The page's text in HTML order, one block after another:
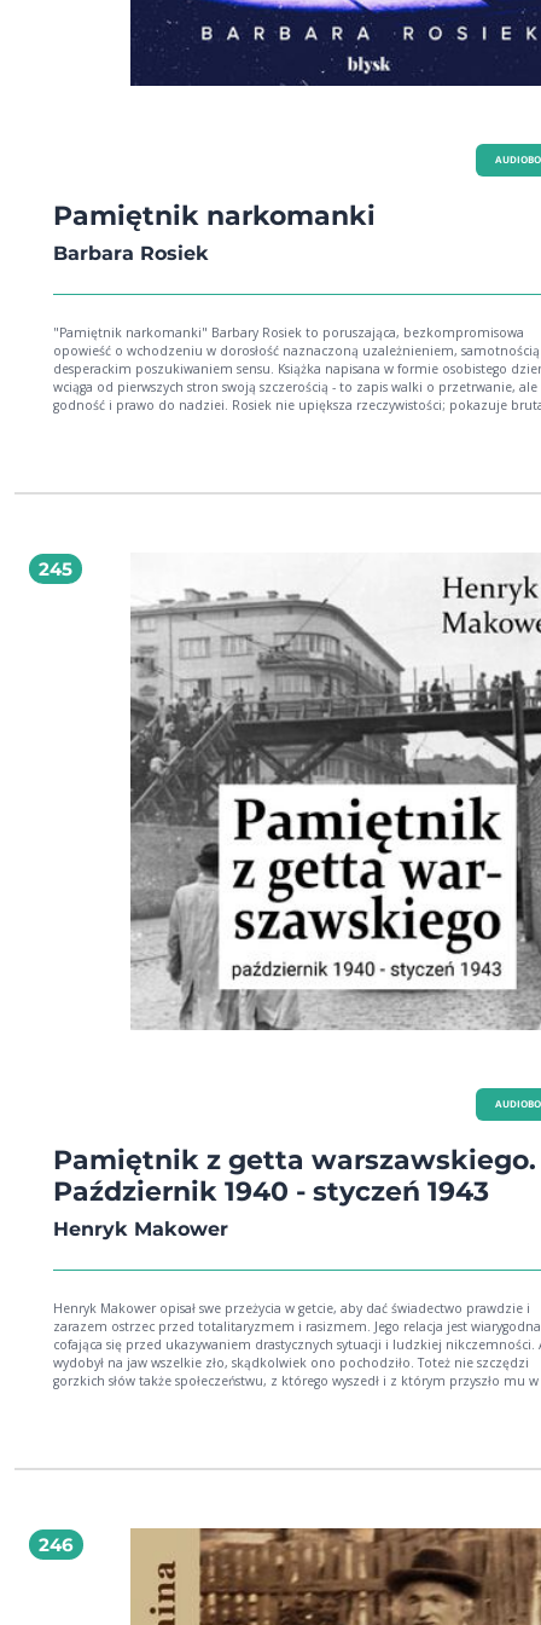
Pamiętnik narkomanki
Barbara Rosiek
"Pamiętnik narkomanki" Barbary Rosiek to poruszająca, bezkompromisowa
opowieść o wchodzeniu w dorosłość naznaczoną uzależnieniem,
desperackim poszukiwaniem sensu. Książka napisana w formie osobistego
wciąga od pierwszych stron swoją szczerością - to zapis walki o przetrwanie, ale
godność i prawo do nadziei. Rosiek nie upiększa rzeczywistości; pokazuje
twórczość oparła na autentycznych doświadczeniach. Jej książki - w tym
wrażliwości Rosiek zyskała rzesze czytelników, a jej dorobek do dziś inspiruje i
245
Pamiętnik z getta warszawskiego.
Październik 1940 - styczeń 1943
Henryk Makower
Henryk Makower opisał swe przeżycia w getcie, aby dać świadectwo prawdzie i
zarazem ostrzec przed totalitaryzmem i rasizmem. Jego relacja jest
cofająca się przed ukazywaniem drastycznych sytuacji i ludzkiej nikczemności.
wydobył na jaw wszelkie zło, skądkolwiek ono pochodziło. Toteż nie szczędzi
gorzkich słów także społeczeństwu, z którego wyszedł i z którym przyszło mu
obserwatora jest nie tylko świadectwem osobistych doświadczeń, ale również -
przeprowadzkach, przymusowych wysiedleniach, pierwszym szoku związanym
zamknięciem dzielnicy. Przedstawia dramat wędrujących rodzin, skrajne
przepełnienie, rozwój szmuglu, organizację pracy w tzw. "szopach", walkę z
Ukazuje rozpad więzi społecznych i narastającą przepaść między bogacącą się
mniejszością a masami głodujących. Nie unika krytyki - wobec władz Gminy
Żydowskiej, ale też obojętności niektórych mieszkańców. Jako lekarz pełnił w
246